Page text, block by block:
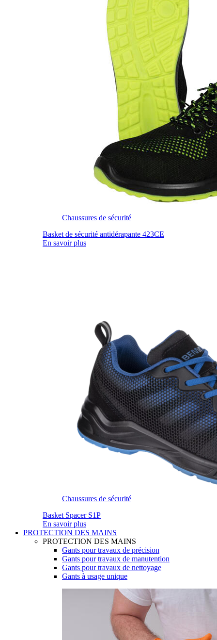
Chaussures de sécurité
Basket de sécurité antidérapante 423CE
En savoir plus
Chaussures de sécurité
Basket Spacer S1P
En savoir plus
PROTECTION DES MAINS
PROTECTION DES MAINS
Gants pour travaux de précision
Gants pour travaux de manutention
Gants pour travaux de nettoyage
Gants à usage unique